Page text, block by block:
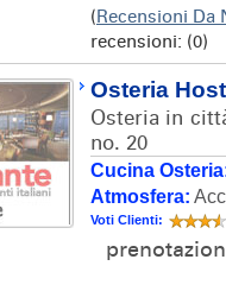
(Recensioni Da
recensioni: (0)
Osteria
Osteria in
no. 20
Cucina
Atmosfera:
Voti Clienti: